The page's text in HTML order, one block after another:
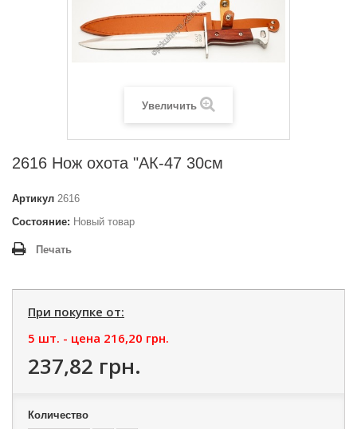
Увеличить
2616 Нож охота "АК-47 30см
Артикул 2616
Состояние: Новый товар
Печать
При покупке от:
5 шт. - цена 216,20 грн.
237,82 грн.
Количество